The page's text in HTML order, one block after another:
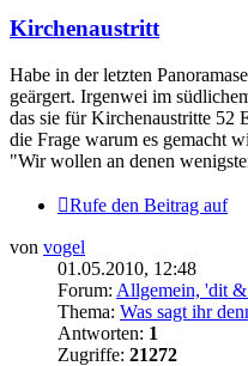
Kirchenaustritt
Habe in der letzten
geärgert. Irgenwei im
das sie für Kirchenaustritte 52
die Frage warum es gemacht
"Wir wollen an denen
Rufe den Beitrag auf
von vogel
01.05.2010, 12:48
Forum: Allgemein, 'dit
Thema: Was sagt ihr
Antworten: 1
Zugriffe: 21272